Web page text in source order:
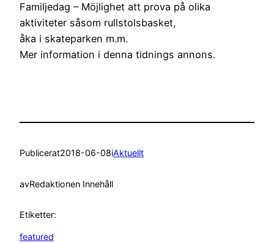
Familjedag – Möjlighet att prova på olika
aktiviteter såsom rullstolsbasket,
åka i skateparken m.m.
Mer information i denna tidnings annons.
Publicerat2018-06-08iAktuellt
avRedaktionen Innehåll
Etiketter:
featured